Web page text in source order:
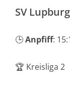
SV
🕒Anpfiff:
🏆 Kreisliga 2